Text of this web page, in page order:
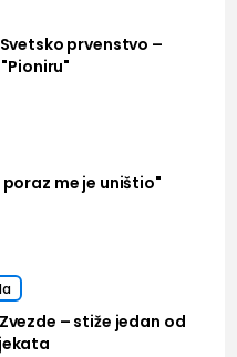
prvenstvo –
me je uništio"
– stiže jedan od